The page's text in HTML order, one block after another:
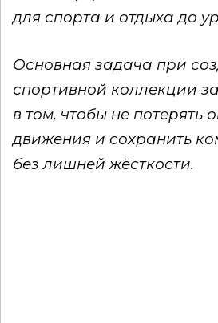
для спорта и отдыха до
Основная задача при
спортивной коллекции
в том, чтобы не потерять
движения и сохранить
без лишней жёсткости.